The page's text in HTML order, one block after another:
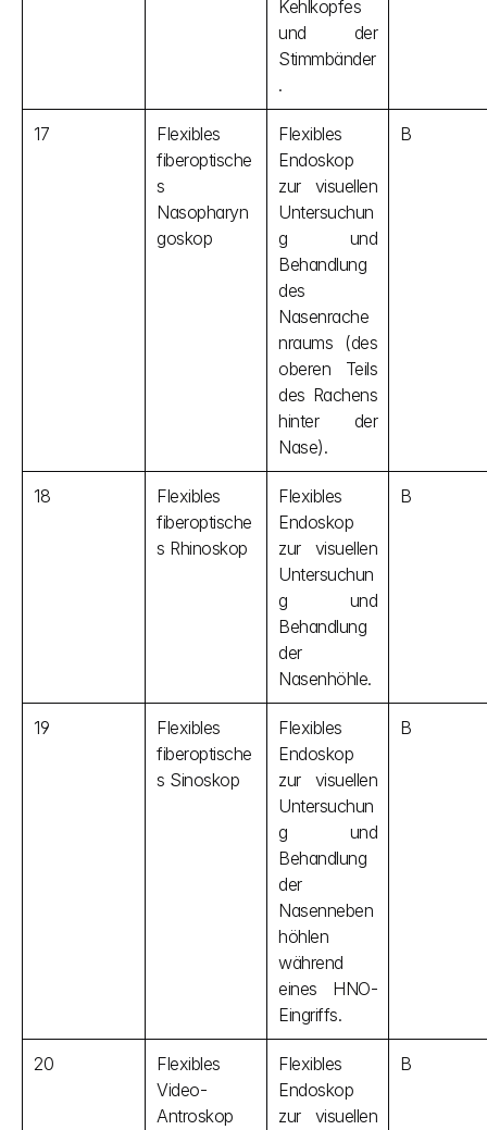
Kehlkopfes
und der
Stimmbänder
.
17
Flexibles
fiberoptische
s
Nasopharyn
goskop
Flexibles
Endoskop
zur visuellen
Untersuchun
g und
Behandlung
des
Nasenrache
nraums (des
oberen Teils
des Rachens
hinter der
Nase).
B
18
Flexibles
fiberoptische
s Rhinoskop
Flexibles
Endoskop
zur visuellen
Untersuchun
g und
Behandlung
der
Nasenhöhle.
B
19
Flexibles
fiberoptische
s Sinoskop
Flexibles
Endoskop
zur visuellen
Untersuchun
g und
Behandlung
der
Nasenneben
höhlen
während
eines HNO-
Eingriffs.
B
20
Flexibles
Video-
Antroskop
Flexibles
Endoskop
zur visuellen
B